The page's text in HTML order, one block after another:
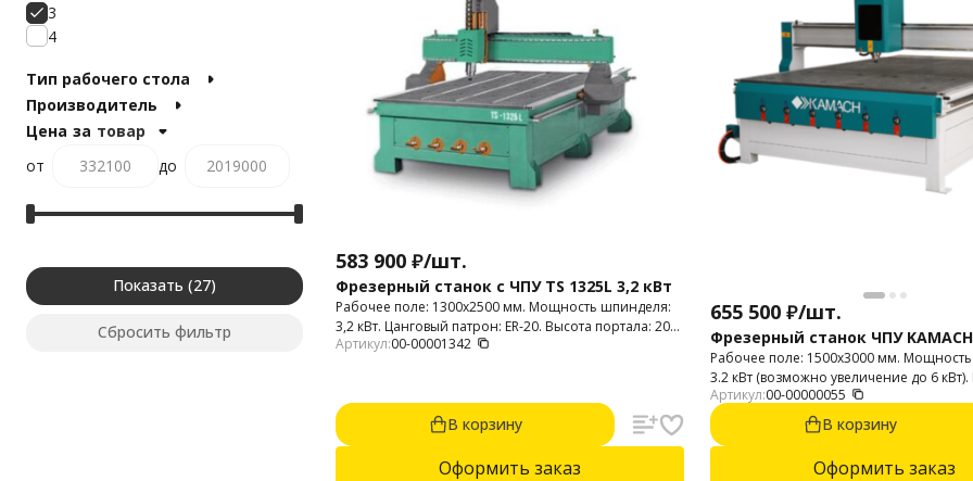
583 900 ₽/шт.
Фрезерный станок с ЧПУ TS 1325L 3,2 кВт
Рабочее поле: 1300х2500 мм. Мощность шпинделя:
3,2 кВт. Цанговый патрон: ER-20. Высота портала: 200
мм.
Артикул:00-00001342
В корзину
Оформить заказ
655 500 ₽/шт.
Фрезерный станок ЧПУ
Рабочее поле: 1500х3000 мм.
3.2 кВт (возможно увеличение до 6
патрон: ER-20. Высота портала: 230 мм.
шаговые двигатели. Виды обработки:
Обрабатываемые материалы: пластик,
дерево, пластики (ПВХ, акрил,
Артикул:00-00000055
В корзину
Оформить заказ
3
4
Тип рабочего стола
Производитель
Цена за товар
от
до
Показать
Сбросить фильтр